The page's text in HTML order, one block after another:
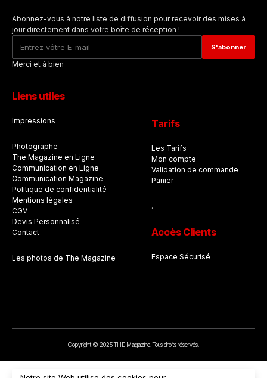
Abonnez-vous à notre liste de diffusion pour recevoir des mises à
jour directement dans votre boîte de réception !
Merci et à bien
Liens utiles
Impressions
Photographe
The Magazine en Ligne
Communication en Ligne
Communication Magazine
Politique de confidentialité
Mentions légales
CGV
Devis Personnalisé
Contact
Les photos de The Magazine
Tarifs
Les Tarifs
Mon compte
Validation de commande
Panier
.
Accès Clients
Espace Sécurisé
Copyright © 2025 THE Magazine. Tous droits réservés.